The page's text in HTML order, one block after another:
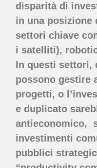
disparità di
in una posizione
settori chiave
i satelliti),
In questi settori,
possono gestire
progetti, o
e duplicato
antieconomico,
investimenti
pubblici